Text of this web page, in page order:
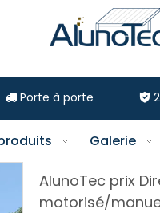
Porte à porte 
Galerie
AlunoTec prix
motorisé/